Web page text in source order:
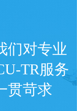
们对专业
TR服务
贯苛求